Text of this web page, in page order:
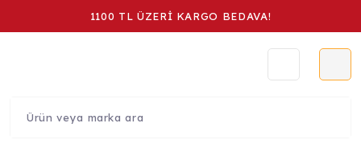
1100 TL ÜZERİ KARGO BEDAVA!